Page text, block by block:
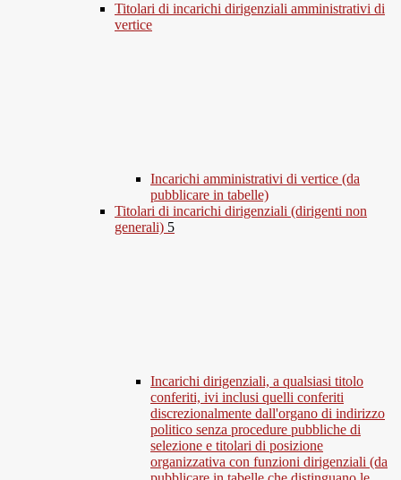
Titolari di incarichi dirigenziali amministrativi di
vertice
Incarichi amministrativi di vertice (da
pubblicare in tabelle)
Titolari di incarichi dirigenziali (dirigenti non
generali) 5
Incarichi dirigenziali, a qualsiasi titolo
conferiti, ivi inclusi quelli conferiti
discrezionalmente dall'organo di indirizzo
politico senza procedure pubbliche di
selezione e titolari di posizione
organizzativa con funzioni dirigenziali (da